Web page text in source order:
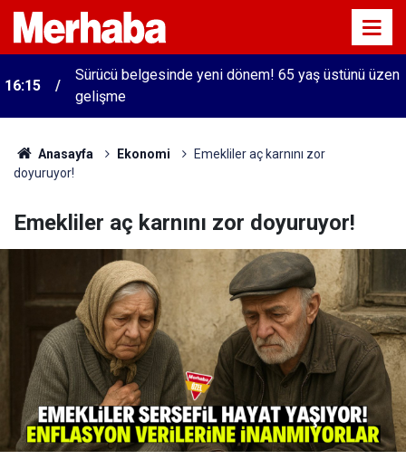
16:15
Sürücü belgesinde yeni dönem! 65 yaş üstünü üzen
gelişme
Anasayfa Ekonomi
Emekliler aç karnını zor
doyuruyor!
Emekliler aç karnını zor doyuruyor!